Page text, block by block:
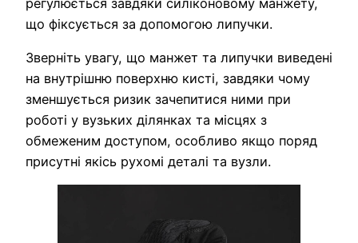
що фіксується за допомогою липучки.
Зверніть увагу, що манжет та липучки виведені
на внутрішню поверхню кисті, завдяки чому
зменшується ризик зачепитися ними при
роботі у вузьких ділянках та місцях з
обмеженим доступом, особливо якщо поряд
присутні якісь рухомі деталі та вузли.